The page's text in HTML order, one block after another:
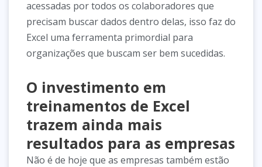
acessadas por todos os colaboradores que
precisam buscar dados dentro delas, isso faz do
Excel uma ferramenta primordial para
organizações que buscam ser bem sucedidas.
O investimento em
treinamentos de Excel
trazem ainda mais
resultados para as empresas
Não é de hoje que as empresas também estão